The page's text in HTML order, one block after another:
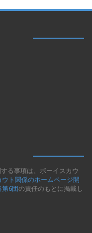
る事項は、ボーイスカウ
ウト関係のホームページ開
第6団の責任のもとに掲載し